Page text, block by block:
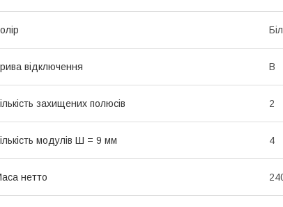
відключення B
захищених полюсів 2
модулів Ш = 9 мм 4
нетто